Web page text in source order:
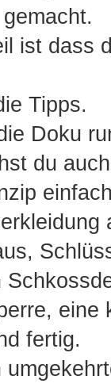
ist dass
Tipps.
Doku
du
eine
fertig.